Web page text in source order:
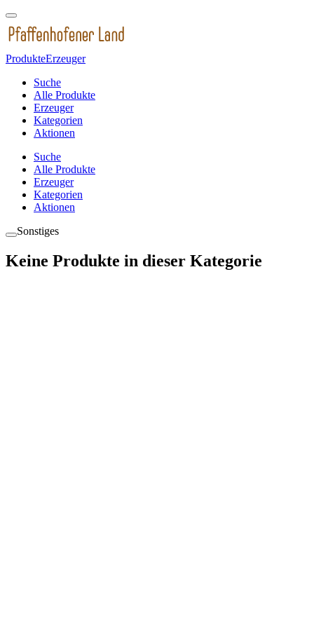
ProdukteErzeuger
Suche
Alle Produkte
Erzeuger
Kategorien
Aktionen
Suche
Alle Produkte
Erzeuger
Kategorien
Aktionen
Sonstiges
Keine Produkte in dieser Kategorie